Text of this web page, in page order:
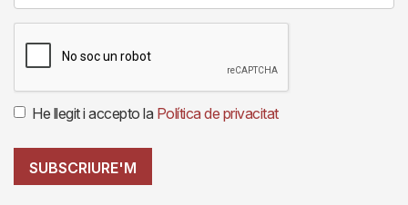
He llegit i accepto la Política de privacitat
SUBSCRIURE'M